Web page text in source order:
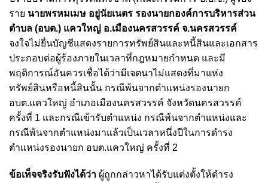
ราย นายพรหมเมษ อยู่นัยเนตร รองนายกองค์การบริหารส่วน
ตำบล (อบต.) แควใหญ่ อ.เมืองนครสวรรค์ จ.นครสวรรค์
จงใจไม่ยื่นบัญชีแสดงรายการทรัพย์สินและหนี้สินและเอกสาร
ประกอบต่อผู้ร้องภายในเวลาที่กฎหมายกำหนด และมี
พฤติการณ์อันควรเชื่อได้ว่ามีเจตนาไม่แสดงที่มาแห่ง
ทรัพย์สินหรือหนี้สินนั้น กรณีพ้นจากตำแหน่งรองนายก
อบต.แควใหญ่ อำเภอเมืองนครสวรรค์ จังหวัดนครสวรรค์
ครั้งที่ 1 และกรณีเข้ารับตำแหน่ง กรณีพ้นจากตำแหน่งและ
กรณีพ้นจากตำแหน่งมาแล้วเป็นเวลาหนึ่งปีในการดำรง
ตำแหน่งรองนายก อบต.แควใหญ่ ครั้งที่ 2
ข้อเท็จจริงรับฟังได้ว่า ผู้ถูกกล่าวหาได้รับแต่งตั้งให้ดำรง